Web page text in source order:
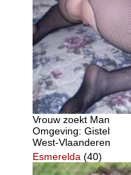
Vrouw zoekt Man
Omgeving: Gistel
West-Vlaanderen
Esmerelda (40)